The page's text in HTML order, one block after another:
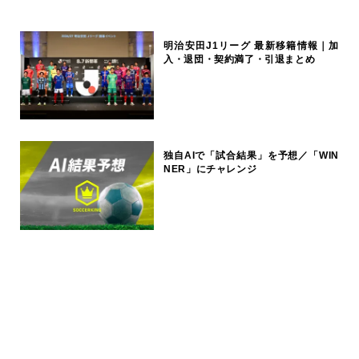
明治安田J1リーグ 最新移籍情報｜加
入・退団・契約満了・引退まとめ
独自AIで「試合結果」を予想／「WIN
NER」にチャレンジ